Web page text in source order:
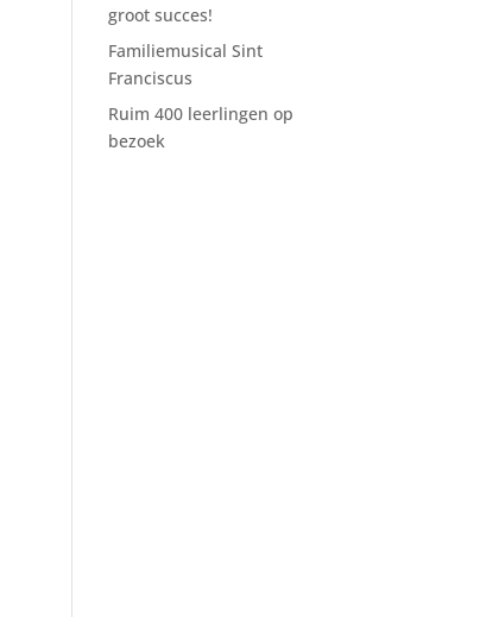
groot succes!
Familiemusical Sint
Franciscus
Ruim 400 leerlingen op
bezoek